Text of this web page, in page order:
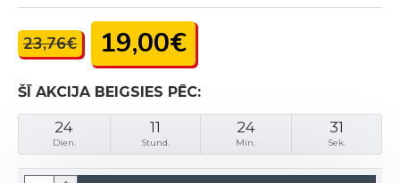
ŠĪ AKCIJA BEIGSIES PĒC:
24
Dien.
11
Stund.
24
Min.
31
Sek.
23,76€ 19,00€